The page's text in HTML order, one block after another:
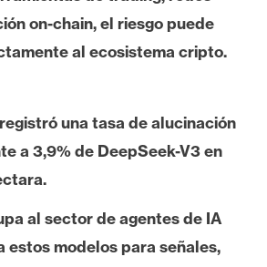
on-chain, el riesgo puede
al ecosistema cripto.
una tasa de alucinación
a 3,9% de DeepSeek-V3 en
al sector de agentes de IA
estos modelos para señales,